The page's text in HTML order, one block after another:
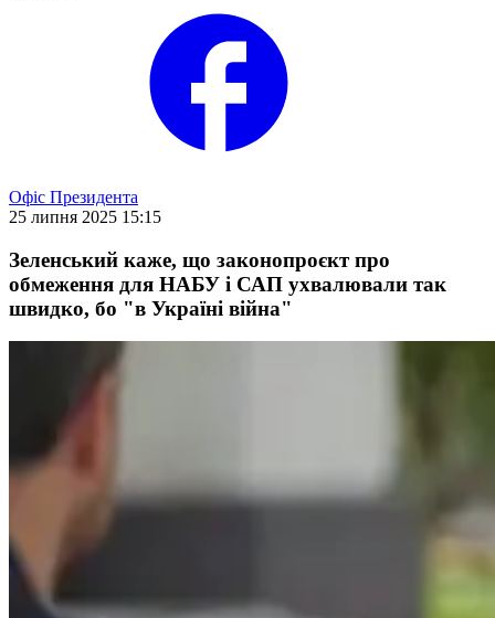
Офіс Президента
25 липня 2025 15:15
Зеленський каже, що законопроєкт про
обмеження для НАБУ і САП ухвалювали так
швидко, бо "в Україні війна"